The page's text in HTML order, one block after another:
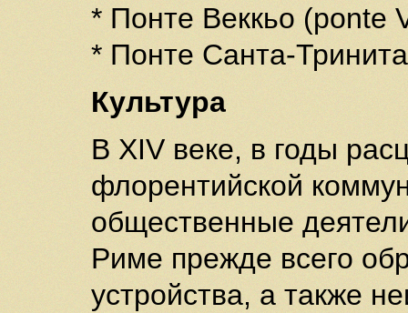
* Понте Веккьо (ponte
* Понте Санта-
Культура
В XIV веке, в годы
флорентийской
общественные
Риме прежде всего
устройства, а также